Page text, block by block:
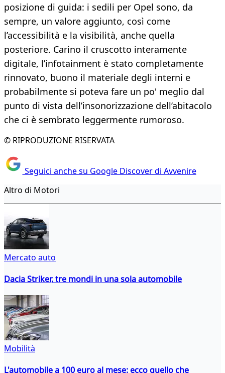
posizione di guida: i sedili per Opel sono, da
sempre, un valore aggiunto, così come
l’accessibilità e la visibilità, anche quella
posteriore. Carino il cruscotto interamente
digitale, l’infotainment è stato completamente
rinnovato, buono il materiale degli interni e
probabilmente si poteva fare un po' meglio dal
punto di vista dell’insonorizzazione dell’abitacolo
che ci è sembrato leggermente rumoroso.
© RIPRODUZIONE RISERVATA
Seguici anche su Google Discover di Avvenire
Altro di Motori
Mercato auto
Dacia Striker, tre mondi in una sola automobile
Mobilità
L'automobile a 100 euro al mese: ecco quello che